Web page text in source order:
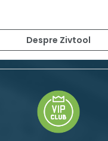
Despre Zivtool